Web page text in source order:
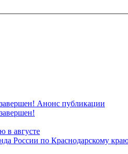
Анонс публикации
в августе
России по Краснодарскому